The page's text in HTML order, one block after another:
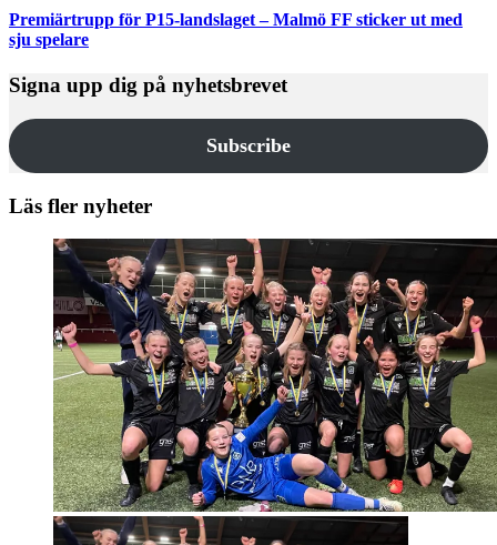
Premiärtrupp för P15-landslaget – Malmö FF sticker ut med
sju spelare
Signa upp dig på nyhetsbrevet
Subscribe
Läs fler nyheter